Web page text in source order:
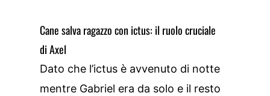
Cane salva ragazzo con ictus: il ruolo cruciale
di Axel
Dato che l’ictus è avvenuto di notte
mentre Gabriel era da solo e il resto